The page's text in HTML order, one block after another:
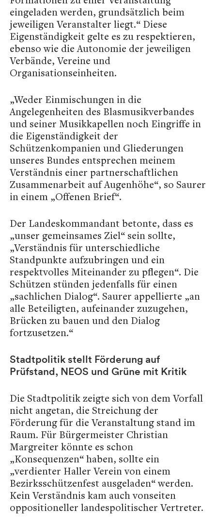
eingeladen werden, grundsätzlich beim
jeweiligen Veranstalter liegt.“ Diese
Eigenständigkeit gelte es zu respektieren,
ebenso wie die Autonomie der jeweiligen
Verbände, Vereine und
Organisationseinheiten.
„Weder Einmischungen in die
Angelegenheiten des Blasmusikverbandes
und seiner Musikkapellen noch Eingriffe in
die Eigenständigkeit der
Schützenkompanien und Gliederungen
unseres Bundes entsprechen meinem
Verständnis einer partnerschaftlichen
Zusammenarbeit auf Augenhöhe“, so Saurer
in einem „Offenen Brief“.
Der Landeskommandant betonte, dass es
„unser gemeinsames Ziel“ sein sollte,
„Verständnis für unterschiedliche
Standpunkte aufzubringen und ein
respektvolles Miteinander zu pflegen“. Die
Schützen stünden jedenfalls für einen
„sachlichen Dialog“. Saurer appellierte „an
alle Beteiligten, aufeinander zuzugehen,
Brücken zu bauen und den Dialog
fortzusetzen.“
Stadtpolitik stellt Förderung auf
Prüfstand, NEOS und Grüne mit Kritik
Die Stadtpolitik zeigte sich von dem Vorfall
nicht angetan, die Streichung der
Förderung für die Veranstaltung stand im
Raum. Für Bürgermeister Christian
Margreiter könnte es schon
„Konsequenzen“ haben, sollte ein
„verdienter Haller Verein von einem
Bezirksschützenfest ausgeladen“ werden.
Kein Verständnis kam auch vonseiten
oppositioneller landespolitischer Vertreter.